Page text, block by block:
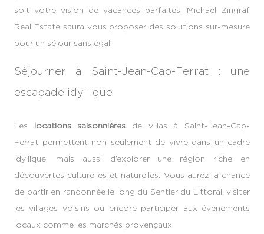
soit votre vision de vacances parfaites, Michaël Zingraf
Real Estate saura vous proposer des solutions sur-mesure
pour un séjour sans égal.
Séjourner à Saint-Jean-Cap-Ferrat : une
escapade idyllique
Les locations saisonnières de villas à Saint-Jean-Cap-
Ferrat permettent non seulement de vivre dans un cadre
idyllique, mais aussi d’explorer une région riche en
découvertes culturelles et naturelles. Vous aurez la chance
de partir en randonnée le long du Sentier du Littoral, visiter
les villages voisins ou encore participer aux événements
locaux comme les marchés provençaux.